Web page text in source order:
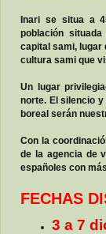
Inari se situa a
población
capital sami, lugar
cultura sami que
Un lugar
norte. El silencio
boreal serán
Con la
de la agencia de
españoles con
FECHAS
3 a 7